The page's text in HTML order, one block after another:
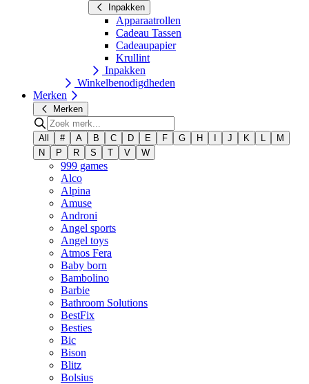
Inpakken
Apparaatrollen
Cadeau Tassen
Cadeaupapier
Krullint
Inpakken
Winkelbenodigdheden
Merken
Merken
All # A B C D E F G H J K L
M
N
P R S T V W
999 games
Alco
Alpina
Amuse
Androni
Angel sports
Angel toys
Atmos Fera
Baby born
Bambolino
Barbie
Bathroom Solutions
BestFix
Besties
Bic
Bison
Blitz
Bolsius